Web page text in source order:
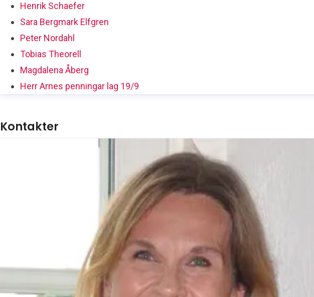
Henrik Schaefer
Sara Bergmark Elfgren
Peter Nordahl
Tobias Theorell
Magdalena Åberg
Herr Arnes penningar lag 19/9
Kontakter